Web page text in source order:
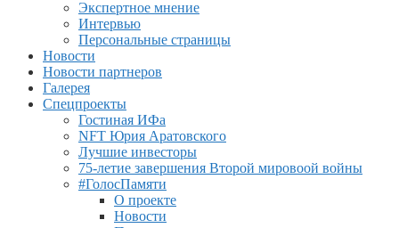
Экспертное мнение
Интервью
Персональные страницы
Новости
Новости партнеров
Галерея
Спецпроекты
Гостиная ИФа
NFT Юрия Аратовского
Лучшие инвесторы
75-летие завершения Второй мировоой войны
#ГолосПамяти
О проекте
Новости